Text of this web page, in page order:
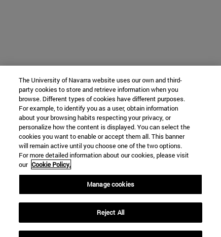
The University of Navarra website uses our own and third-
party cookies to store and retrieve information when you
browse. Different types of cookies have different purposes.
For example, to identify you as a user, obtain information
about your browsing habits respecting your privacy, or
personalize how the content is displayed. You can select the
cookies you want to enable or accept them all. This banner
will remain active until you choose one of the two options.
For more detailed information about our cookies, please visit
our Cookie Policy.
Manage cookies
Reject All